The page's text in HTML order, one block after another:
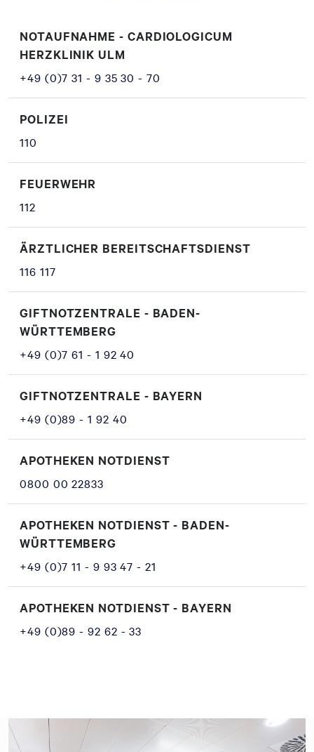
NOTAUFNAHME - CARDIOLOGICUM
HERZKLINIK ULM
+49 (0)7 31 - 9 35 30 - 70
POLIZEI
110
FEUERWEHR
112
ÄRZTLICHER BEREITSCHAFTSDIENST
116 117
GIFTNOTZENTRALE - BADEN-
WÜRTTEMBERG
+49 (0)7 61 - 1 92 40
GIFTNOTZENTRALE - BAYERN
+49 (0)89 - 1 92 40
APOTHEKEN NOTDIENST
0800 00 22833
APOTHEKEN NOTDIENST - BADEN-
WÜRTTEMBERG
+49 (0)7 11 - 9 93 47 - 21
APOTHEKEN NOTDIENST - BAYERN
+49 (0)89 - 92 62 - 33